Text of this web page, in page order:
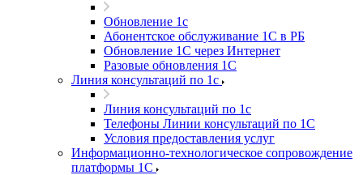
Обновление 1с
Абонентское обслуживание 1С в РБ
Обновление 1С через Интернет
Разовые обновления 1С
Линия консультаций по 1с
Линия консультаций по 1с
Телефоны Линии консультаций по 1С
Условия предоставления услуг
Информационно-технологическое сопровождение
платформы 1С